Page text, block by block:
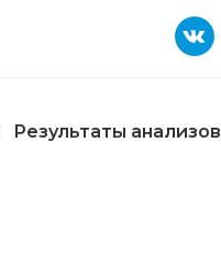
Результаты анализов